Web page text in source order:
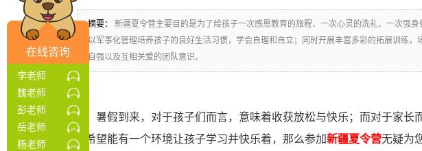
摘要：
新疆夏令营主要目的是为了给孩子一次感恩教育的旅程、一次心灵的洗礼、一次强
以军事化管理培养孩子的良好生活习惯，学会自理和自立；同时开展丰富多彩的拓展训练
自强以及互相关爱的团队意识。
暑假到来，对于孩子们而言，意味着收获放松与快乐；而对于家长
更希望能有一个环境让孩子学习并快乐着，那么参加新疆夏令营无疑为
在线咨询
李老师
魏老师
彭老师
岳老师
杨老师